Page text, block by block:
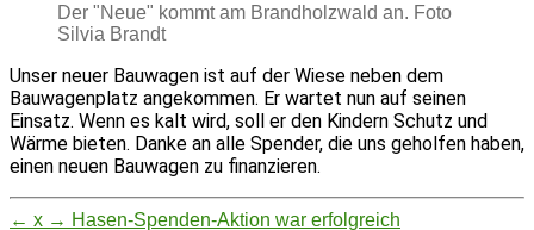
Der "Neue" kommt am Brandholzwald an. Foto
Silvia Brandt
Unser neuer Bauwagen ist auf der Wiese neben dem
Bauwagenplatz angekommen. Er wartet nun auf seinen
Einsatz. Wenn es kalt wird, soll er den Kindern Schutz und
Wärme bieten. Danke an alle Spender, die uns geholfen haben,
einen neuen Bauwagen zu finanzieren.
← x → Hasen-Spenden-Aktion war erfolgreich